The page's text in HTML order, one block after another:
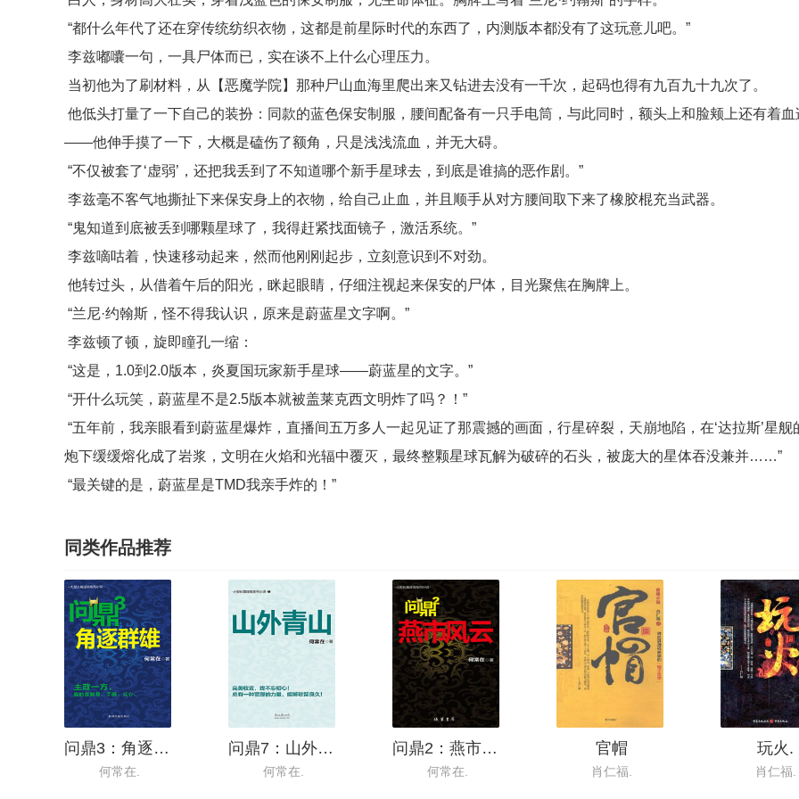
“都什么年代了还在穿传统纺织衣物，这都是前星际时代的东西了，内测版本都没有了这玩意儿吧。”
李兹嘟囔一句，一具尸体而已，实在谈不上什么心理压力。
当初他为了刷材料，从【恶魔学院】那种尸山血海里爬出来又钻进去没有一千次，起码也得有九百九十九次了。
他低头打量了一下自己的装扮：同款的蓝色保安制服，腰间配备有一只手电筒，与此同时，额头上和脸颊上还有着血
——他伸手摸了一下，大概是磕伤了额角，只是浅浅流血，并无大碍。
“不仅被套了‘虚弱’，还把我丢到了不知道哪个新手星球去，到底是谁搞的恶作剧。”
李兹毫不客气地撕扯下来保安身上的衣物，给自己止血，并且顺手从对方腰间取下来了橡胶棍充当武器。
“鬼知道到底被丢到哪颗星球了，我得赶紧找面镜子，激活系统。”
李兹嘀咕着，快速移动起来，然而他刚刚起步，立刻意识到不对劲。
他转过头，从借着午后的阳光，眯起眼睛，仔细注视起来保安的尸体，目光聚焦在胸牌上。
“兰尼·约翰斯，怪不得我认识，原来是蔚蓝星文字啊。”
李兹顿了顿，旋即瞳孔一缩：
“这是，1.0到2.0版本，炎夏国玩家新手星球——蔚蓝星的文字。”
“开什么玩笑，蔚蓝星不是2.5版本就被盖莱克西文明炸了吗？！”
“五年前，我亲眼看到蔚蓝星爆炸，直播间五万多人一起见证了那震撼的画面，行星碎裂，天崩地陷，在‘达拉斯’星舰
炮下缓缓熔化成了岩浆，文明在火焰和光辐中覆灭，最终整颗星球瓦解为破碎的石头，被庞大的星体吞没兼并……”
“最关键的是，蔚蓝星是TMD我亲手炸的！”
同类作品推荐
问鼎3：角逐群雄
何常在.
问鼎7：山外青山
何常在.
问鼎2：燕市风云
何常在.
官帽
肖仁福.
玩火.
肖仁福.